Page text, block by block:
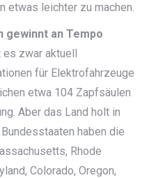
etwas leichter zu machen.
gewinnt an Tempo
es zwar aktuell
für Elektrofahrzeuge
etwa 104 Zapfsäulen
Aber das Land holt in
haben die
Rhode
Colorado, Oregon,